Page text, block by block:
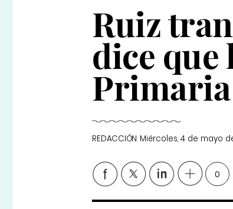
Ruiz
dice que
Primaria
REDACCIÓN Miércoles, 4 de mayo
0